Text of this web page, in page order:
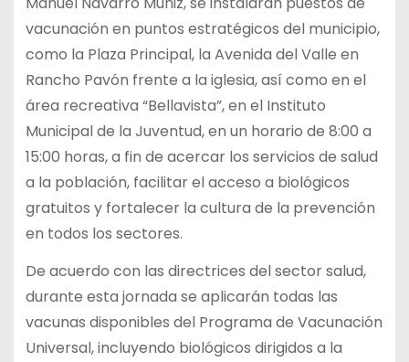
vacunación en puntos estratégicos del municipio,
como la Plaza Principal, la Avenida del Valle en
Rancho Pavón frente a la iglesia, así como en el
área recreativa “Bellavista”, en el Instituto
Municipal de la Juventud, en un horario de 8:00 a
15:00 horas, a fin de acercar los servicios de salud
a la población, facilitar el acceso a biológicos
gratuitos y fortalecer la cultura de la prevención
en todos los sectores.
De acuerdo con las directrices del sector salud,
durante esta jornada se aplicarán todas las
vacunas disponibles del Programa de Vacunación
Universal, incluyendo biológicos dirigidos a la